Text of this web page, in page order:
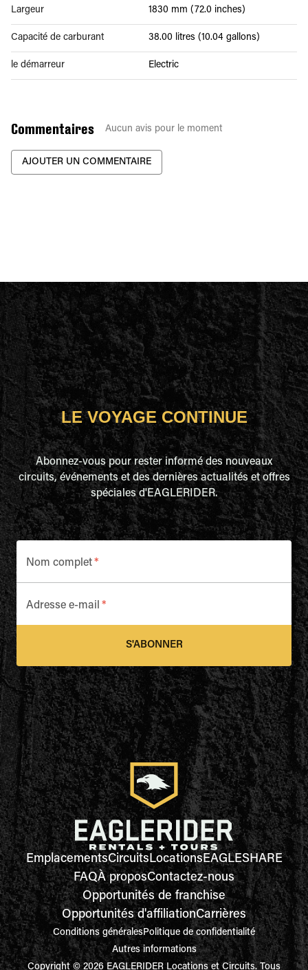
Largeur 1830 mm (72.0 inches)
Capacité de carburant 38.00 litres (10.04 gallons)
le démarreur Electric
Commentaires Aucun avis pour le moment
AJOUTER UN COMMENTAIRE
LE VOYAGE CONTINUE
Abonnez-vous pour rester informé des nouveaux
circuits, événements et des dernières actualités et offres
spéciales d'EAGLERIDER.
Nom complet*
Adresse e-mail *
S'ABONNER
EmplacementsCircuitsLocationsEAGLESHARE
FAQÀ proposContactez-nous
Opportunités de franchise
Opportunités d'affiliationCarrières
Conditions généralesPolitique de confidentialité
Autres informations
Copyright © 2026 EAGLERIDER Locations et Circuits. Tous